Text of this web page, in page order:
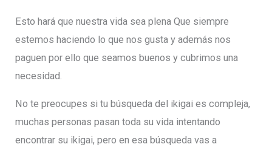
Esto hará que nuestra vida sea plena Que siempre
estemos haciendo lo que nos gusta y además nos
paguen por ello que seamos buenos y cubrimos una
necesidad.
No te preocupes si tu búsqueda del ikigai es compleja,
muchas personas pasan toda su vida intentando
encontrar su ikigai, pero en esa búsqueda vas a